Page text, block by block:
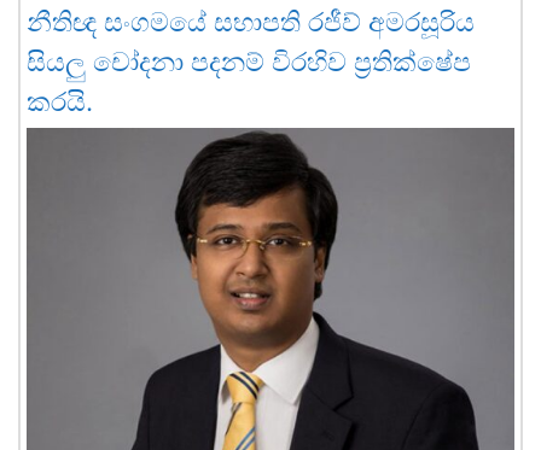
නීතිඥ සංගමයේ සභාපති රජීව් අමරසූරිය
සියලු චෝදනා පදනම් විරහිව ප්‍රතික්ෂේප
කරයි.